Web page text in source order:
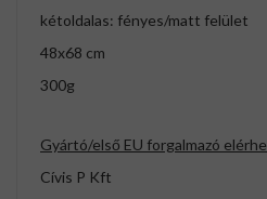
kétoldalas: fényes/matt felület
48x68 cm
300g
Gyártó/első EU forgalmazó
Cívis P Kft